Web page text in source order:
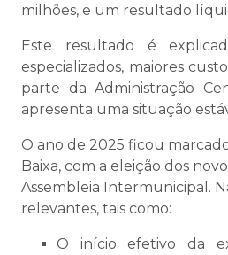
milhões, e um resultado
Este resultado é
especializados, maiores
parte da Administração
apresenta uma situação
O ano de 2025 ficou
Baixa, com a eleição dos
Assembleia Intermunicipal.
relevantes, tais como:
O início efetivo da